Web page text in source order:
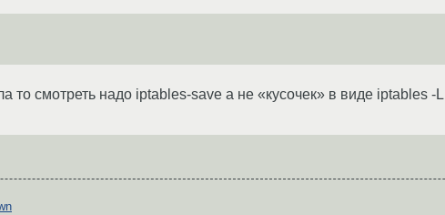
то смотреть надо iptables-save а не «кусочек» в виде iptables -L